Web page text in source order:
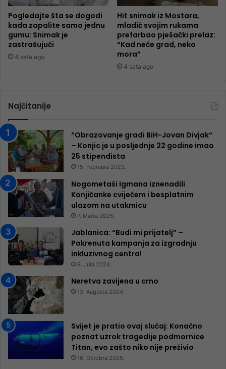
Pogledajte šta se dogodi
kada zapalite samo jednu
gumu: Snimak je
zastrašujući
4 sata ago
Hit snimak iz Mostara,
mladić svojim rukama
prefarbao pješački prelaz:
“Kad neće grad, neko
mora”
4 sata ago
Najčitanije
“Obrazovanje gradi BiH-Jovan Divjak“
– Konjic je u posljednje 22 godine imao
25 ​​stipendista
15. Februara 2023.
Nogometaši Igmana iznenadili
Konjičanke cvijećem i besplatnim
ulazom na utakmicu
7. Marta 2025.
Jablanica: “Budi mi prijatelj” –
Pokrenuta kampanja za izgradnju
inkluzivnog centra!
9. Jula 2024.
Neretva zavijena u crno
13. Augusta 2024.
Svijet je pratio ovaj slučaj: Konačno
poznat uzrok tragedije podmornice
Titan, evo zašto niko nije preživio
16. Oktobra 2025.